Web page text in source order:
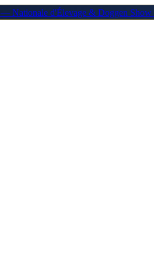
— Nationale d'Élevage & Doggen Show